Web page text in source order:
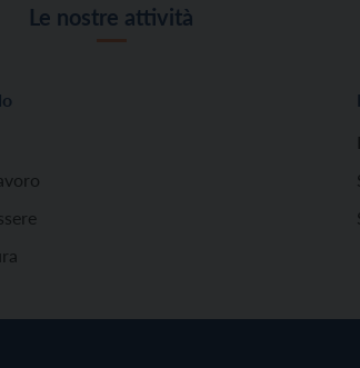
Le nostre attività